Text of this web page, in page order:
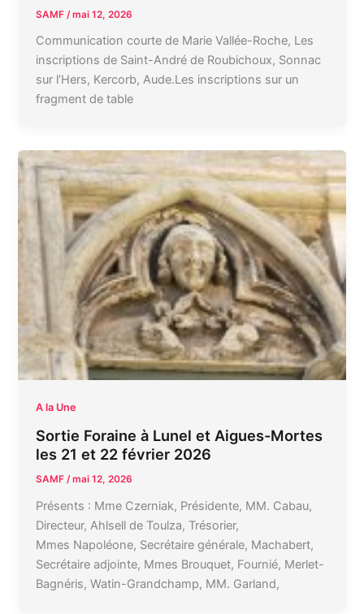
SAMF /mai 12, 2026
Communication courte de Marie Vallée-Roche, Les
inscriptions de Saint-André de Roubichoux, Sonnac
sur l’Hers, Kercorb, Aude.Les inscriptions sur un
fragment de table
A la Une
Sortie Foraine à Lunel et Aigues-Mortes
les 21 et 22 février 2026
SAMF/mai 12, 2026
Présents : Mme Czerniak, Présidente, MM. Cabau,
Directeur, Ahlsell de Toulza, Trésorier,
Mmes Napoléone, Secrétaire générale, Machabert,
Secrétaire adjointe, Mmes Brouquet, Fournié, Merlet-
Bagnéris, Watin-Grandchamp, MM. Garland,